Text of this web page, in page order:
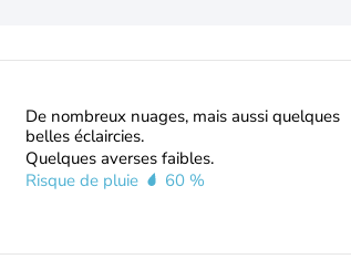
De nombreux nuages, mais aussi quelques
belles éclaircies.
Quelques averses faibles.
Risque de pluie
60 %